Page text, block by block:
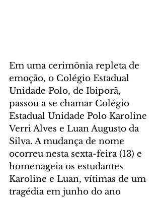
Em uma cerimônia repleta de
emoção, o Colégio Estadual
Unidade Polo, de Ibiporã,
passou a se chamar Colégio
Estadual Unidade Polo Karoline
Verri Alves e Luan Augusto da
Silva. A mudança de nome
ocorreu nesta sexta-feira (13) e
homenageia os estudantes
Karoline e Luan, vítimas de um
tragédia em junho do ano